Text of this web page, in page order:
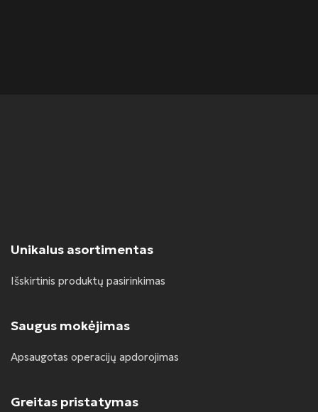
Unikalus asortimentas
Išskirtinis produktų pasirinkimas
Saugus mokėjimas
Apsaugotas operacijų apdorojimas
Greitas pristatymas